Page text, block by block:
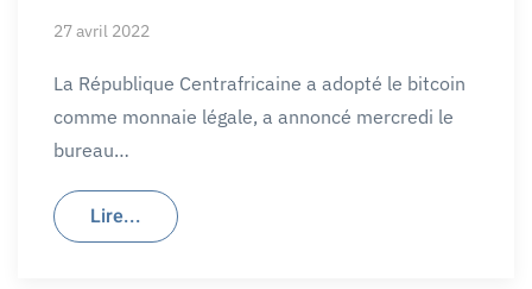
27 avril 2022
La République Centrafricaine a adopté le bitcoin
comme monnaie légale, a annoncé mercredi le
bureau…
Lire...